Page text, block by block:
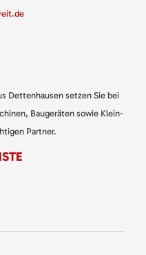
Dettenhausen setzen Sie bei
Baugeräten sowie Klein-
Partner.